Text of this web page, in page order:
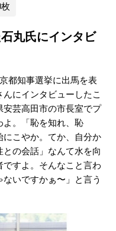
丸氏にインタビ
都知事選挙に出馬を表
にインタビューしたこ
安芸高田市の市長室でプ
よ。「恥を知れ、恥
にこやか。てか、自分か
の会話」なんて水を向
すよ。そんなこと言わ
いですかぁ〜」と言う